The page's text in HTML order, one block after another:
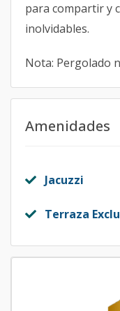
para compartir y
inolvidables.
Nota: Pergolado
Amenidades
Jacuzzi
Terraza